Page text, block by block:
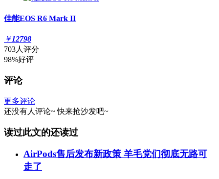
佳能EOS R6 Mark II
￥12798
703人评分
98%好评
评论
更多评论
还没有人评论~ 快来抢沙发吧~
读过此文的还读过
AirPods售后发布新政策 羊毛党们彻底无路可
走了